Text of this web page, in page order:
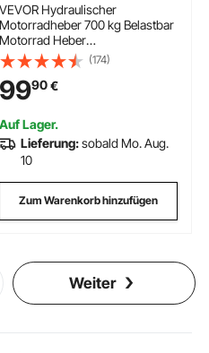
VEVOR Hydraulischer
Motorradheber 700 kg Belastbar
Motorrad Heber
Motorradhebebühne
Montagebock Motorrad,
Einstellbare 120-385 mm
Montagebock Motorradlift,
Motoständer in Garage &
Außenbereichen
(174)
9990€
Auf Lager.
Lieferung:sobald Mo. Aug.
10
Zum Warenkorb hinzufügen
Weiter